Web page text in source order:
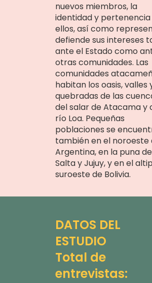
nuevos miembros, la
identidad y pertenencia
ellos, así como
defiende sus intereses
ante el Estado como
otras comunidades. Las
comunidades
habitan los oasis, valles
quebradas de las
del salar de Atacama y
río Loa. Pequeñas
poblaciones se
también en el noroeste
Argentina, en la puna de
Salta y Jujuy, y en el
suroeste de Bolivia.
DATOS DEL
ESTUDIO
Total de
entrevistas: